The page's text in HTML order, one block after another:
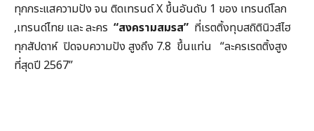
ทุกกระแสความปัง จน ติดเทรนด์ X ขึ้นอันดับ 1 ของ เทรนด์โลก
,เทรนด์ไทย และ ละคร “สงครามสมรส” ที่เรตติ้งทุบสถิตินิวส์ไฮ
ทุกสัปดาห์ ปิดจบความปัง สูงถึง 7.8 ขึ้นแท่น “ละครเรตติ้งสูง
ที่สุดปี 2567”